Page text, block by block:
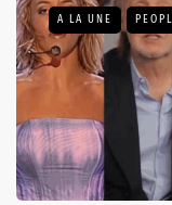
A LA UNE